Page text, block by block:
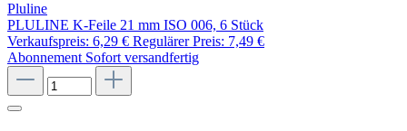
Pluline
PLULINE K-Feile 21 mm ISO 006, 6 Stück
Verkaufspreis: 6,29 € Regulärer Preis: 7,49 €
Abonnement Sofort versandfertig